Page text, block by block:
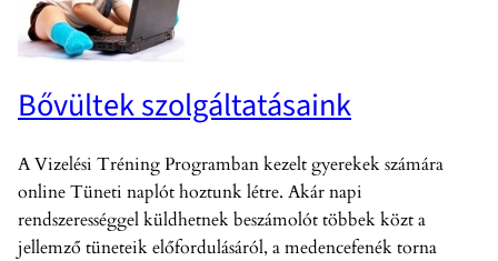
Bővültek szolgáltatásaink
A Vizelési Tréning Programban kezelt gyerekek számára
online Tüneti naplót hoztunk létre. Akár napi
rendszerességgel küldhetnek beszámolót többek közt a
jellemző tüneteik előfordulásáról, a medencefenék torna